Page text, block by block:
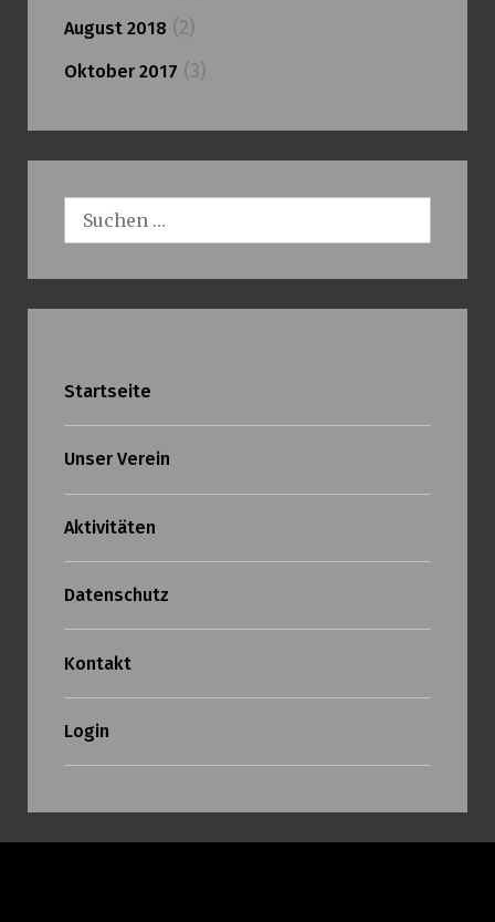
August 2018 (2)
Oktober 2017 (3)
Suchen
nach:
Startseite
Unser Verein
Aktivitäten
Datenschutz
Kontakt
Login